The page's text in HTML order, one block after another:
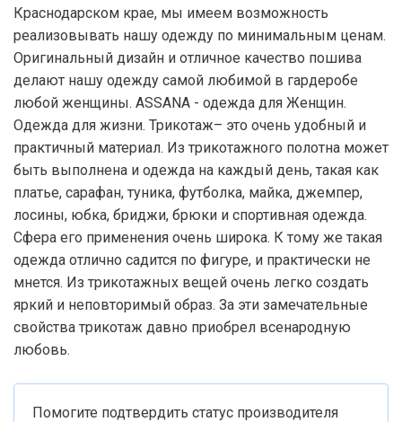
Краснодарском крае, мы имеем возможность
реализовывать нашу одежду по минимальным ценам.
Оригинальный дизайн и отличное качество пошива
делают нашу одежду самой любимой в гардеробе
любой женщины. ASSANA - одежда для Женщин.
Одежда для жизни. Трикотаж– это очень удобный и
практичный материал. Из трикотажного полотна может
быть выполнена и одежда на каждый день, такая как
платье, сарафан, туника, футболка, майка, джемпер,
лосины, юбка, бриджи, брюки и спортивная одежда.
Сфера его применения очень широка. К тому же такая
одежда отлично садится по фигуре, и практически не
мнется. Из трикотажных вещей очень легко создать
яркий и неповторимый образ. За эти замечательные
свойства трикотаж давно приобрел всенародную
любовь.
Помогите подтвердить статус производителя